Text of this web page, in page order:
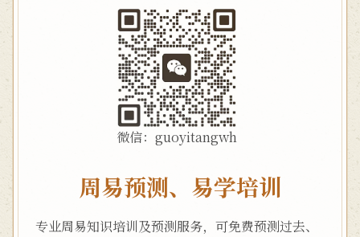
微信：guoyitangwh
周易预测、易学培训
专业周易知识培训及预测服务，可免费预测过去、